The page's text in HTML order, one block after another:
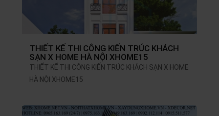
THIẾT KẾ THI CÔNG KIẾN TRÚC KHÁCH
SẠN X HOME HÀ NỘI XHOME15
THIẾT KẾ THI CÔNG KIẾN TRÚC KHÁCH SẠN X HOME
HÀ NỘI XHOME15